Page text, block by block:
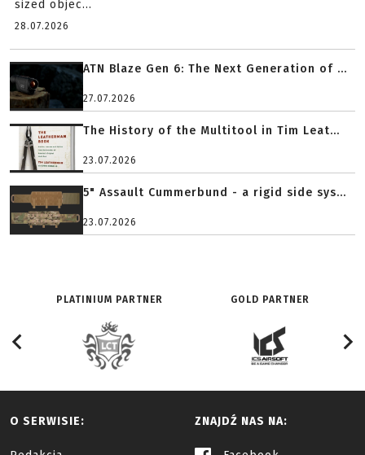
sized objec...
28.07.2026
ATN Blaze Gen 6: The Next Generation of ...
27.07.2026
The History of the Multitool in Tim Leat...
23.07.2026
5" Assault Cummerbund - a rigid side sys...
23.07.2026
PLATINIUM PARTNER GOLD PARTNER
O SERWISIE: ZNAJDŹ NAS NA: